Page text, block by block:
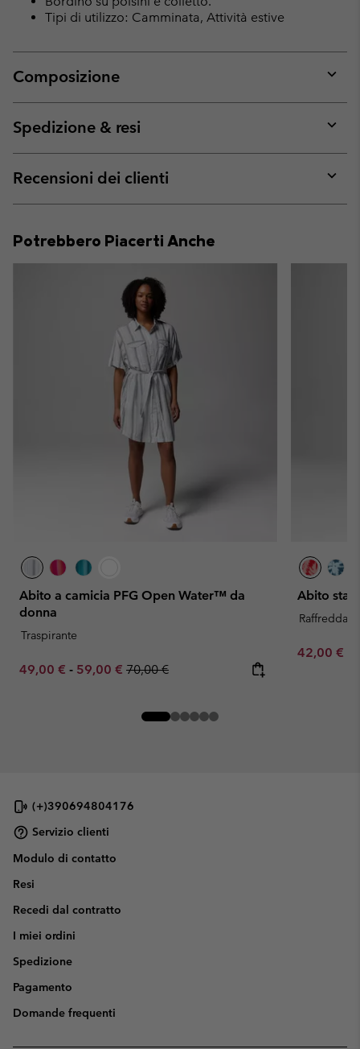
Tipi di utilizzo: Camminata, Attività estive
Composizione
or
Spedizione & resi
or
Recensioni dei clienti
or
Potrebbero Piacerti Anche
Abito a camicia PFG Open Water™ da
donna
Traspirante
Minimum sale price:
49,00 € - Maximum sale price:
59,00 € Regular price:
70,00 €
Abito
Minimum
42,00 €
(+)390694804176
Servizio clienti
Modulo di contatto
Resi
Recedi dal contratto
I miei ordini
Spedizione
Pagamento
Domande frequenti